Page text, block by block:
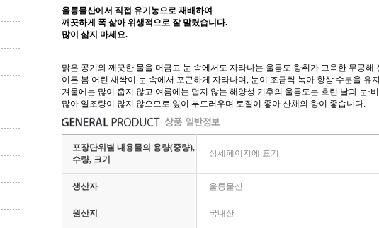
울릉물산에서 직접 유기농으로 재배하여
깨끗하게 폭 삶아 위생적으로 잘 말렸습니다.
많이 삶지 마세요.
맑은 공기와 깨끗한 물을 머금고 눈 속에서도 자라나는 울릉도 향취가 그윽한 무공해
이른 봄 어린 새싹이 눈 속에서 포근하게 자라나며, 눈이 조금씩 녹아 항상 수분을 유
겨울에는 많이 춥지 않고 여름에는 덥지 않는 해양성 기후의 울릉도는 흐린 날과 눈·
많아 일조량이 많지 않으므로 잎이 부드러우며 토질이 좋아 산채의 향이 좋습니다.
포장단위별 내용물의 용량(중량),
수량, 크기
상세페이지에 표기
생산자 울릉물산
원산지 국내산